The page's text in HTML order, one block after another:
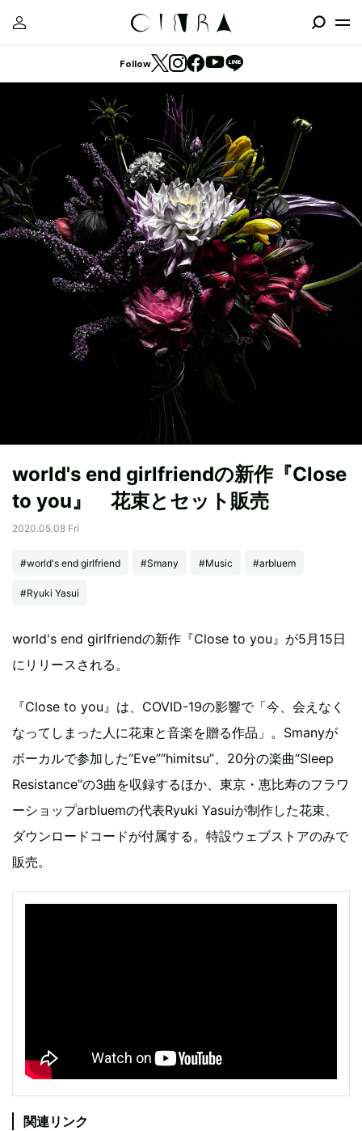
Follow
world's end girlfriendの新作『Close
to you』 花束とセット販売
2020.05.08 Fri
#world's end girlfriend #Smany #Music #arbluem
#Ryuki Yasui
world's end girlfriendの新作『Close to you』が5月15日
にリリースされる。
『Close to you』は、COVID-19の影響で「今、会えなく
なってしまった人に花束と音楽を贈る作品」。Smanyが
ボーカルで参加した“Eve”“himitsu”、20分の楽曲“Sleep
Resistance”の3曲を収録するほか、東京・恵比寿のフラワ
ーショップarbluemの代表Ryuki Yasuiが制作した花束、
ダウンロードコードが付属する。特設ウェブストアのみで
販売。
関連リンク